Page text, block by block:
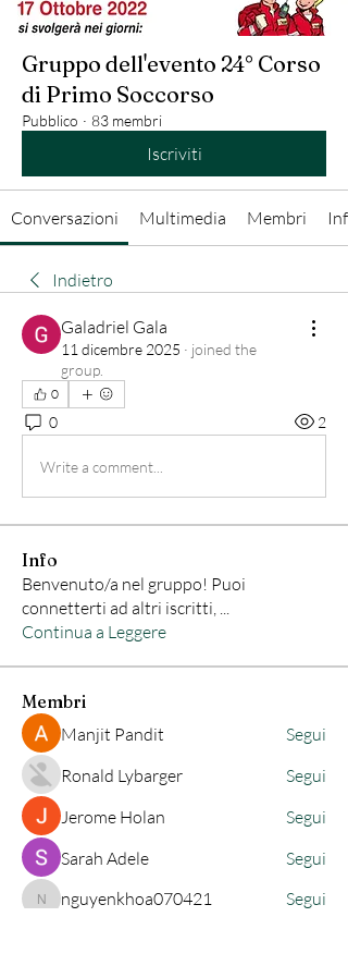
Gruppo dell'evento 24° Corso
di Primo Soccorso
Pubblico · 83 membri
Iscriviti
Conversazioni Multimedia Membri Info
Indietro
Galadriel Gala
11 dicembre 2025 · joined the
group.
0
0 2
Write a comment...
Info
Benvenuto/a nel gruppo! Puoi
connetterti ad altri iscritti, ...
Continua a Leggere
Membri
Manjit Pandit
Segui
Ronald Lybarger
Segui
Jerome Holan
Segui
Sarah Adele
Segui
nguyenkhoa070421
nguyenkhoa070421
Segui